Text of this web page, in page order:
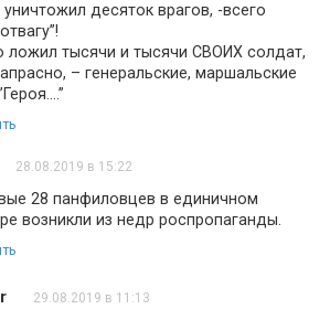
десяток врагов, -всего
ложил тысячи и тысячи СВОИХ солдат,
– генеральские, маршальские
28.08.2019 в 15:22
28 панфиловцев в единичном
возникли из недр роспропаганды.
29.08.2019 в 11:13